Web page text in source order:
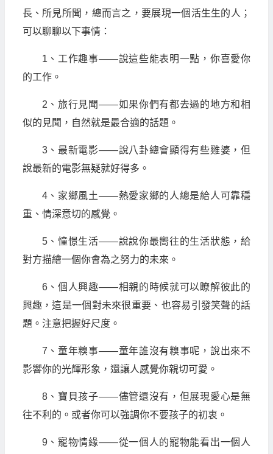
長、所見所聞，總而言之，要展現一個活生生的人；
可以聊聊以下事情：
1、工作趣事——說這些能表明一點，你喜愛你
的工作。
2、旅行見聞——如果你們有都去過的地方和相
似的見聞，自然就是最合適的話題。
3、最新電影——說八卦總會顯得有些雞婆，但
說最新的電影無疑就好得多。
4、家鄉風土——熱愛家鄉的人總是給人可靠穩
重、情深意切的感覺。
5、憧憬生活——說說你最嚮往的生活狀態，給
對方描繪一個你會為之努力的未來。
6、個人興趣——相親的時候就可以瞭解彼此的
興趣，這是一個對未來很重要、也容易引發笑聲的話
題。注意把握好尺度。
7、童年糗事——童年誰沒有糗事呢，說出來不
影響你的光輝形象，還讓人感覺你親切可愛。
8、寶貝孩子——儘管還沒有，但展現愛心是無
往不利的。或者你可以強調你不要孩子的初衷。
9、寵物情緣——從一個人的寵物能看出一個人